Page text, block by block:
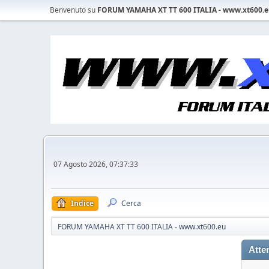
Benvenuto su FORUM YAMAHA XT TT 600 ITALIA -
07 Agosto 2026, 07:37:33
Indice Cerca
FORUM YAMAHA XT TT 600 ITALIA - www.xt600.eu